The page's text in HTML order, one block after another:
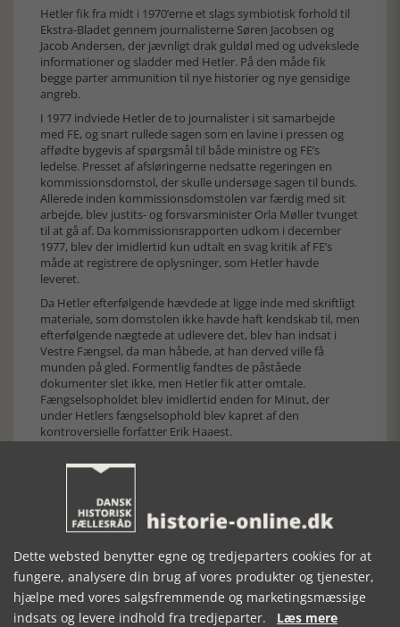
Hetler fik fra midt i 1970’erne et slags symbiotisk forhold til
Ekstra-Bladet gennem journalisterne Søren Jacobsen og
Jacob Andersen, der jævnligt drak guldøl med og udvekslede
informationer og sladder med Hetler. På den måde fik
begge parter ammunition til nye historier og nye gensidige
angreb.
I 1977 indviede Hetler de to journalister i sit samarbejde
med FE, og snart rullede sagen som en lavine i pressen og
affødte bygevis af spørgsmål til både ministre og FE’s
ledelse. Presset af afsløringerne nedsatte regeringen en
kommissionsdomstol, der skulle undersøge sagen til bunds.
Allerede inden kommissionsdomstolen var færdig med sit
arbejde, blev justits- og forsvarsminister Orla Møller tvunget
til at gå af. Da kommissionsrapporten udkom i december
1977, blev der imidlertid kun udtalt en svag kritik af FE’s
måde at registrere de oplysninger, som Hetler havde
leveret.
Da Hetler efterfølgende hævdede at ligge inde med skriftligt
materiale, som domstolen ikke havde haft kendskab til, men
efterfølgende nægtede at udlevere det, blev han indsat i
Vestre Fængsel, da man håbede, at han derved ville få
munden på gled. Formentlig fandtes de påståede
dokumenter slet ikke, men Hetler fik atter omtale.
Fængselsopholdet blev imidlertid enden for Minut, der
under Hetlers fængselsophold blev kapret af den
kontroversielle forfatter Erik Haaest.
slog sig i stedet ned som pibemager i Birkerød og fik for
Spøgelserne fra fortiden spøgte imidlertid. De mange ivrige
kreditorer, der havde finansieret Minut, øjnede nemlig nu
chancen for at kradse deres tilgodehavender ind, og i 1981
måtte Hetler med sin hårdt prøvede hustru Connie flytte til
Flensborg. Her blev både Hetler og fruen gladere for flasken,
og Connie Hetler kæmpede desuden med psykiske
problemer. I september 1990 begik hun selvmord. Hans
Hetler døde ensom og i stort set ubemærkethed året efter.
Dette websted benytter egne og tredjeparters cookies for at
fungere, analysere din brug af vores produkter og tjenester,
hjælpe med vores salgsfremmende og marketingsmæssige
indsats og levere indhold fra tredjeparter. Læs mere